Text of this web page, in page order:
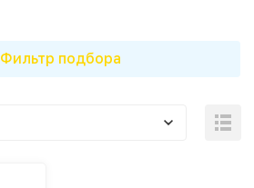
Фильтр подбора